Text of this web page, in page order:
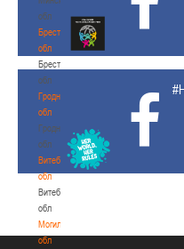
обл
Брестская
обл
Брестская
обл
Гродненская
обл
Гродненская
обл
Витебская
обл
Витебская
обл
Могилевская
обл